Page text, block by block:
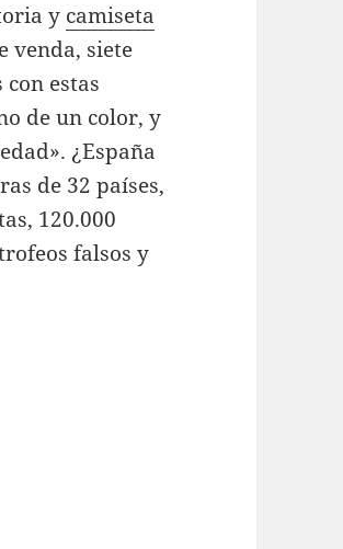
y camiseta
venda, siete
estas
de un color, y
¿España
de 32 países,
120.000
falsos y